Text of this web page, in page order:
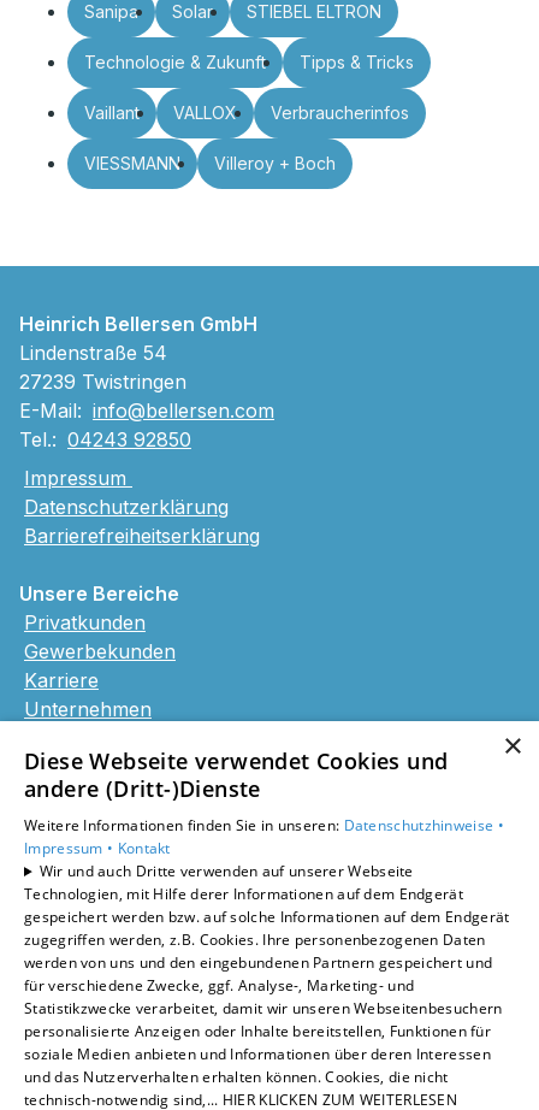
Sanipa Solar STIEBEL ELTRON
Technologie & Zukunft Tipps & Tricks
Vaillant VALLOX Verbraucherinfos
VIESSMANN Villeroy + Boch
Heinrich Bellersen GmbH
Lindenstraße 54
27239 Twistringen
E-Mail: info@bellersen.com
Tel.: 04243 92850
Impressum
Datenschutzerklärung
Barrierefreiheitserklärung
Unsere Bereiche
Privatkunden
Gewerbekunden
Karriere
Unternehmen
×
Diese Webseite verwendet Cookies und
andere (Dritt-)Dienste
Weitere Informationen finden Sie in unseren: Datenschutzhinweise •
Impressum • Kontakt
Wir und auch Dritte verwenden auf unserer Webseite
Technologien, mit Hilfe derer Informationen auf dem Endgerät
gespeichert werden bzw. auf solche Informationen auf dem Endgerät
zugegriffen werden, z.B. Cookies. Ihre personenbezogenen Daten
werden von uns und den eingebundenen Partnern gespeichert und
für verschiedene Zwecke, ggf. Analyse-, Marketing- und
Statistikzwecke verarbeitet, damit wir unseren Webseitenbesuchern
personalisierte Anzeigen oder Inhalte bereitstellen, Funktionen für
soziale Medien anbieten und Informationen über deren Interessen
und das Nutzerverhalten erhalten können. Cookies, die nicht
technisch-notwendig sind,... HIER KLICKEN ZUM WEITERLESEN